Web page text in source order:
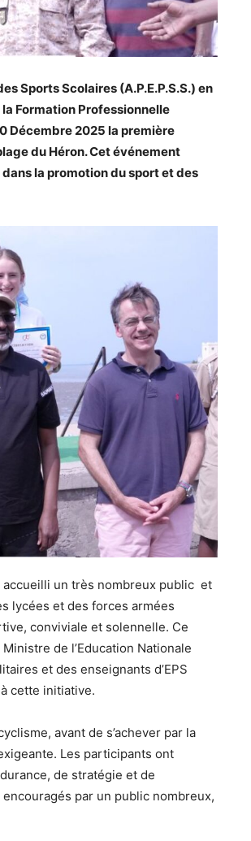
Sports Scolaires (A.P.E.P.S.S.) en
Formation Professionnelle
Décembre 2025 la première
du Héron. Cet événement
la promotion du sport et des
accueilli un très nombreux public et
lycées et des forces armées
conviviale et solennelle. Ce
de l’Education Nationale
et des enseignants d’EPS
cette initiative.
avant de s’achever par la
Les participants ont
de stratégie et de
par un public nombreux,